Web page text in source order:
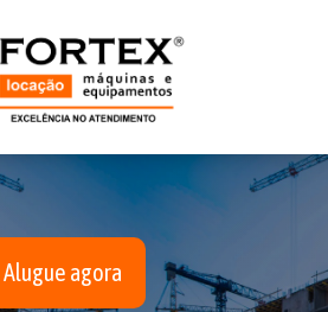
Alugue agora